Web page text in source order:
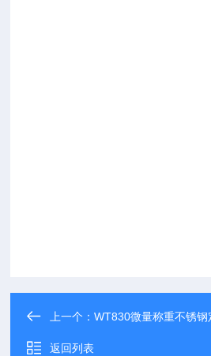
上一个：WT830微量称重不锈钢
返回列表